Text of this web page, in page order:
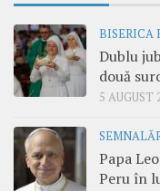
BISERICA
Dublu
două
5 AUGUST
Papa
Peru în